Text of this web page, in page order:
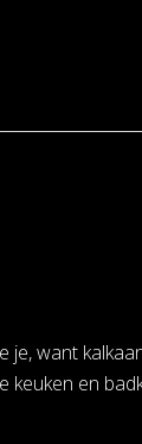
je, want
en